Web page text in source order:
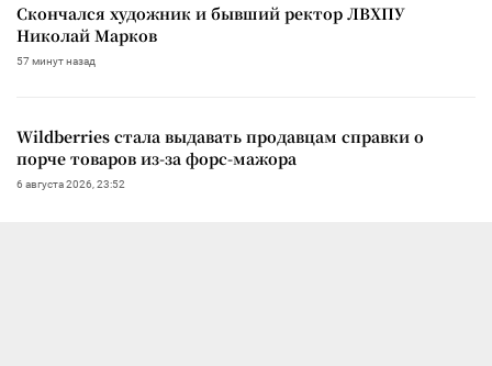
Скончался художник и бывший ректор ЛВХПУ
Николай Марков
57 минут назад
Wildberries стала выдавать продавцам справки о
порче товаров из-за форс-мажора
6 августа 2026, 23:52